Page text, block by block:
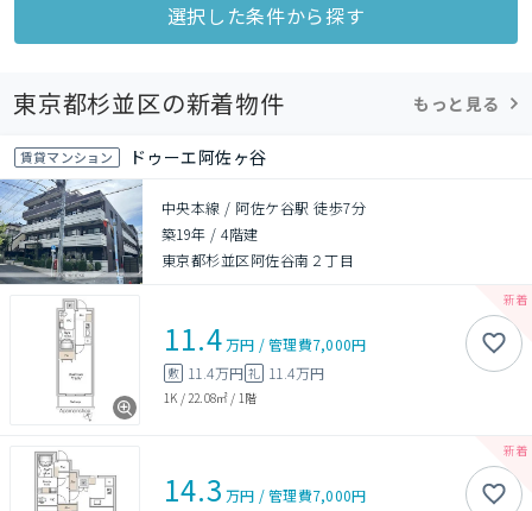
選択した条件から探す
東京都杉並区の新着物件 もっと見る
賃貸マンション ドゥーエ阿佐ヶ谷
中央本線 / 阿佐ケ谷駅 徒歩7分
築19年 /4階建
東京都杉並区阿佐谷南２丁目
11.4万円 /管理費7,000円
敷 11.4万円 礼 11.4万円
1K / 22.08㎡ / 1階
14.3 万円 /管理費7,000円